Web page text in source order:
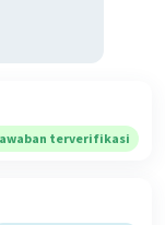
terverifikasi